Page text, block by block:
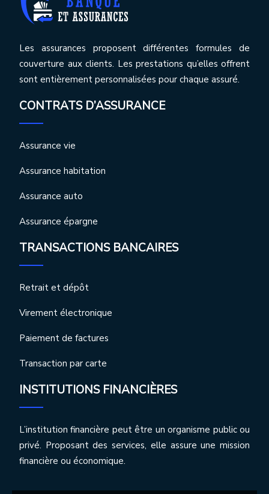
Les assurances proposent différentes formules de
couverture aux clients. Les prestations qu’elles offrent
sont entièrement personnalisées pour chaque assuré.
CONTRATS D’ASSURANCE
Assurance vie
Assurance habitation
Assurance auto
Assurance épargne
TRANSACTIONS BANCAIRES
Retrait et dépôt
Virement électronique
Paiement de factures
Transaction par carte
INSTITUTIONS FINANCIÈRES
L’institution financière peut être un organisme public ou
privé. Proposant des services, elle assure une mission
financière ou économique.